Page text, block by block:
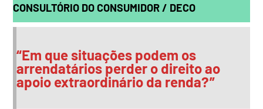
CONSULTÓRIO DO CONSUMIDOR / DECO
“Em que situações podem os
arrendatários perder o direito ao
apoio extraordinário da renda?”